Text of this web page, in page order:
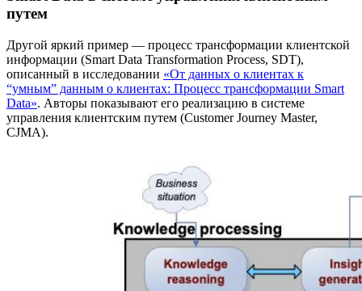
путем
Другой яркий пример — процесс трансформации клиентской
информации (Smart Data Transformation Process, SDT),
описанный в исследовании «От данных о клиентах к
“умным” данным о клиентах: Процесс трансформации Smart
Data». Авторы показывают его реализацию в системе
управления клиентским путем (Customer Journey Master,
CJMA).